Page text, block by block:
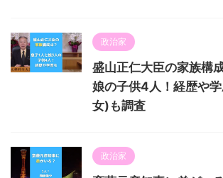
政治家
盛山正仁大臣の家族構
娘の子供4人！経歴や
女)も調査
政治家